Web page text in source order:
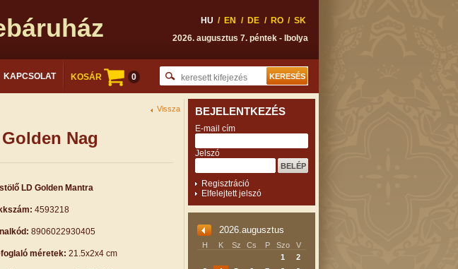
HU / EN / DE / RO / SK
2026. augusztus 7. péntek - Ibolya
KAPCSOLAT KOSÁR 0
Vissza
Nag
LD Golden Mantra
4593218
8906022930405
méretek: 21.5x2x4 cm
BEJELENTKEZÉS
E-mail cím
Jelszó
Regisztráció
Elfelejtett jelszó
2026.augusztus
H K Sz Cs P Szo
V
1
2